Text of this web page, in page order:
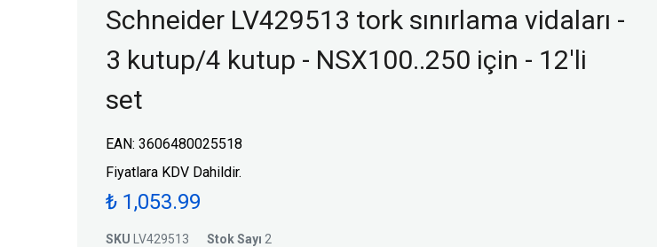
Kumanda Kutuları
Endüstriyel Fiş ve Prizler
Endüktif Sensörler
Basınç Şalterleri
Silindirik Sigortalar
Schneider LV429513 tork sınırlama vidaları -
3 kutup/4 kutup - NSX100..250 için - 12'li
set
EAN:3606480025518
Fiyatlara KDV Dahildir.
₺ 1,053.99
SKU LV429513 Stok Sayı 2